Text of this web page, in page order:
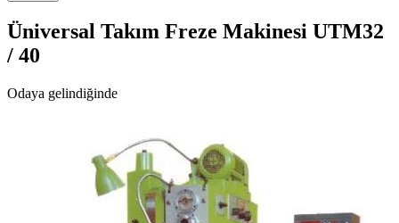
Üniversal Takım Freze Makinesi UTM32
/ 40
Odaya gelindiğinde